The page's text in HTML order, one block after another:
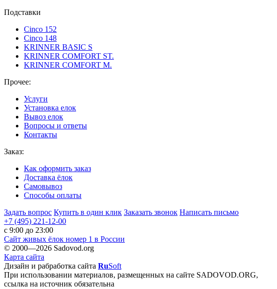
Подставки
Cinco 152
Cinco 148
KRINNER BASIC S
KRINNER COMFORT ST.
KRINNER COMFORT М.
Прочее:
Услуги
Установка елок
Вывоз елок
Вопросы и ответы
Контакты
Заказ:
Как оформить заказ
Доставка ёлок
Самовывоз
Способы оплаты
Задать вопрос Купить в один клик Заказать звонок Написать письмо
+7 (495) 221-12-00
c 9:00 до 23:00
Сайт живых ёлок номер 1 в России
© 2000—2026 Sadovod.org
Карта сайта
Дизайн и рабработка сайта RuSoft
При использовании материалов, размещенных на сайте SADOVOD.ORG,
ссылка на источник обязательна